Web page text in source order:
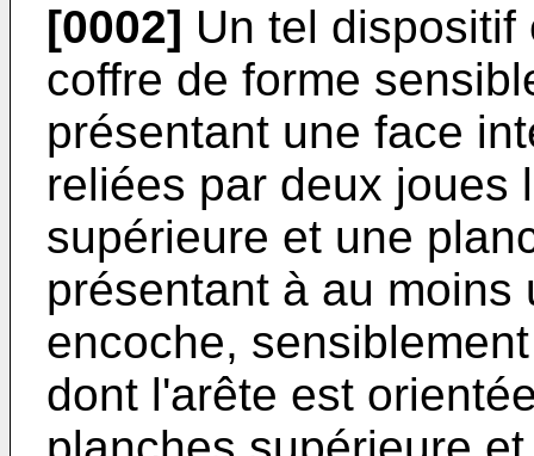
[0002] Un tel
coffre de forme
présentant une face
reliées par deux joues
supérieure et une
présentant à au
encoche,
dont l'arête est